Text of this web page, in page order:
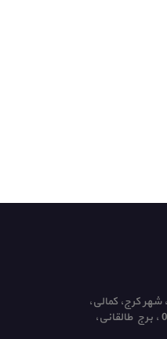
کرج، کمالی،
بلوار طالقانی جنوبی، خیابان بهشتی، پلاک 0 ، برج طالقانی،